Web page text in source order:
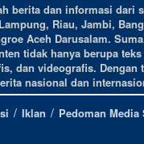
berita dan informasi dari
Riau, Jambi,
Aceh Darusalam.
tidak hanya berupa
dan videografis. Dengan
nasional dan
Iklan Pedoman Media